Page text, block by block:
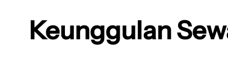
Keunggulan